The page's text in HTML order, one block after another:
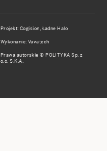
Projekt:Cogision, Ładne Halo
Wykonanie: Vavatech
Prawa autorskie © POLITYKA Sp. z
o.o. S.K.A.